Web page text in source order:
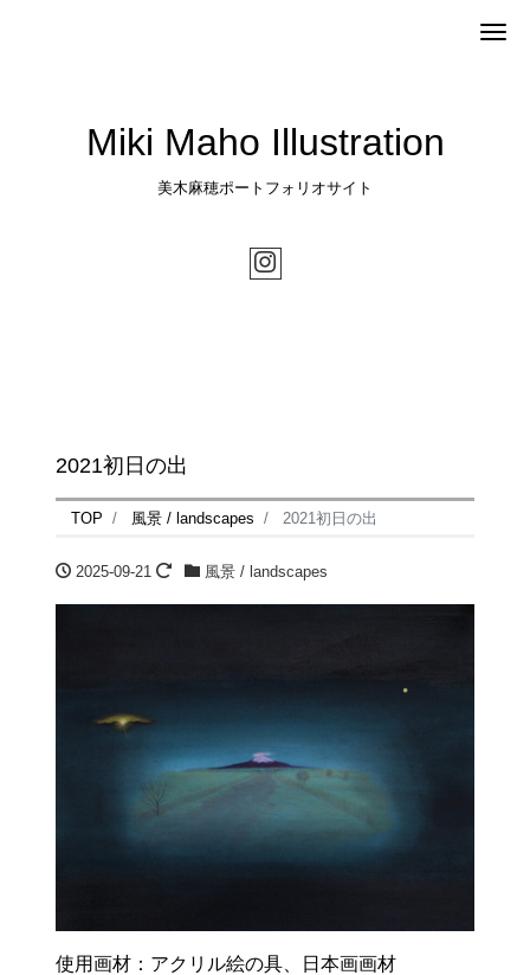
Miki Maho Illustration
美木麻穂ポートフォリオサイト
2021初日の出
TOP 風景 / landscapes 2021初日の出
2025-09-21 風景 / landscapes
使用画材：アクリル絵の具、日本画画材